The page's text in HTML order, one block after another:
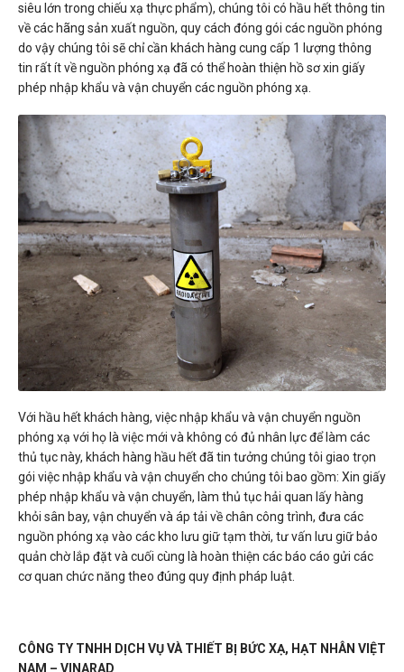
siêu lớn trong chiếu xạ thực phẩm), chúng tôi có hầu hết thông tin
về các hãng sản xuất nguồn, quy cách đóng gói các nguồn phóng
do vậy chúng tôi sẽ chỉ cần khách hàng cung cấp 1 lượng thông
tin rất ít về nguồn phóng xạ đã có thể hoàn thiện hồ sơ xin giấy
phép nhập khẩu và vận chuyển các nguồn phóng xạ.
Với hầu hết khách hàng, việc nhập khẩu và vận chuyển nguồn
phóng xạ với họ là việc mới và không có đủ nhân lực để làm các
thủ tục này, khách hàng hầu hết đã tin tưởng chúng tôi giao trọn
gói việc nhập khẩu và vận chuyển cho chúng tôi bao gồm: Xin giấy
phép nhập khẩu và vận chuyển, làm thủ tục hải quan lấy hàng
khỏi sân bay, vận chuyển và áp tải về chân công trình, đưa các
nguồn phóng xạ vào các kho lưu giữ tạm thời, tư vấn lưu giữ bảo
quản chờ lắp đặt và cuối cùng là hoàn thiện các báo cáo gửi các
cơ quan chức năng theo đúng quy định pháp luật.
CÔNG TY TNHH DỊCH VỤ VÀ THIẾT BỊ BỨC XẠ, HẠT NHÂN VIỆT
NAM – VINARAD